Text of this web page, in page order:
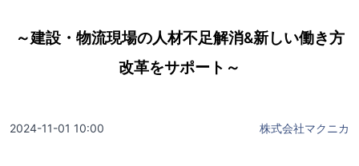
～建設・物流現場の人材不足解消&新しい働き方
改革をサポート～
2024-11-01 10:00 株式会社マクニカ